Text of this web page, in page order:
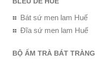
Bát sứ men lam Huế
Đĩa sứ men lam Huế
BỘ ẤM TRÀ BÁT TRÀNG